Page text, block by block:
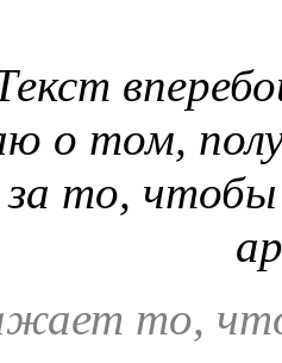
о том,
то, чтобы
то,